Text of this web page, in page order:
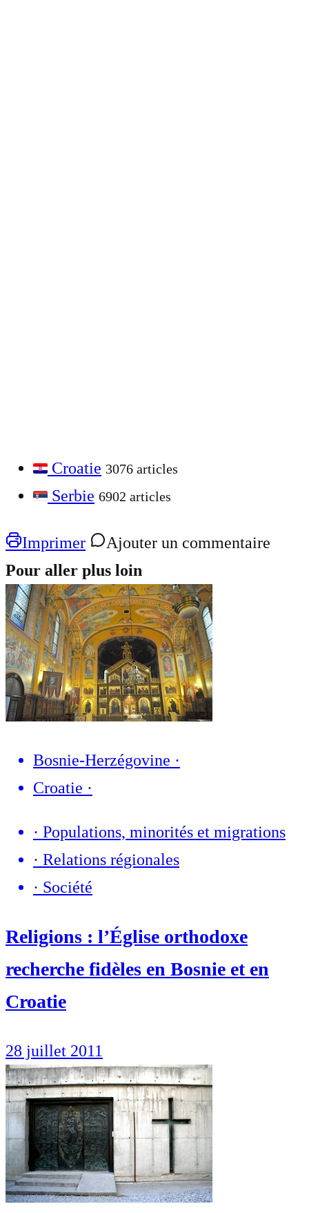
Croatie 3076 articles
Serbie 6902 articles
Imprimer
Ajouter un commentaire
Pour aller plus loin
Bosnie-Herzégovine ·
Croatie ·
· Populations, minorités et migrations
· Relations régionales
· Société
Religions : l’Église orthodoxe
recherche fidèles en Bosnie et en
Croatie
28 juillet 2011